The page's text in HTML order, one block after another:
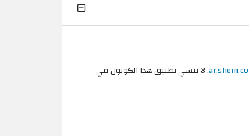
. لا تنسي تطبيق هذا الكوبون في